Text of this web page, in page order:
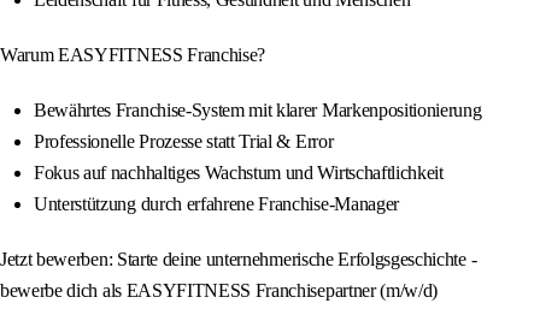
Warum EASYFITNESS Franchise?
Bewährtes Franchise-System mit klarer Markenpositionierung
Professionelle Prozesse statt Trial & Error
Fokus auf nachhaltiges Wachstum und Wirtschaftlichkeit
Unterstützung durch erfahrene Franchise-Manager
Jetzt bewerben: Starte deine unternehmerische Erfolgsgeschichte -
bewerbe dich als EASYFITNESS Franchisepartner (m/w/d)